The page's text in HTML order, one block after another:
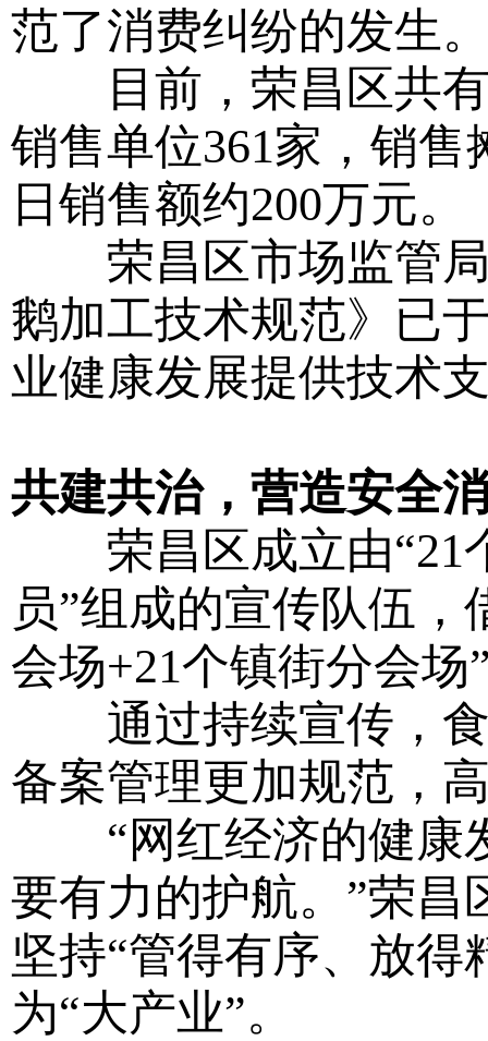
范了消费纠纷的发生
目前，荣昌区共有
销售单位361家，销售
日销售额约200万元。
荣昌区市场监管局
鹅加工技术规范》已
业健康发展提供技术
共建共治，营造安全
荣昌区成立由“21
员”组成的宣传队伍
会场+21个镇街分会
通过持续宣传，食
备案管理更加规范，
“网红经济的健康
要有力的护航。”荣昌
坚持“管得有序、放得
为“大产业”。